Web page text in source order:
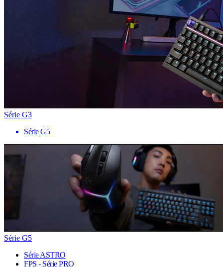
Série G3
Série G5
Série G5
Série ASTRO
FPS - Série PRO